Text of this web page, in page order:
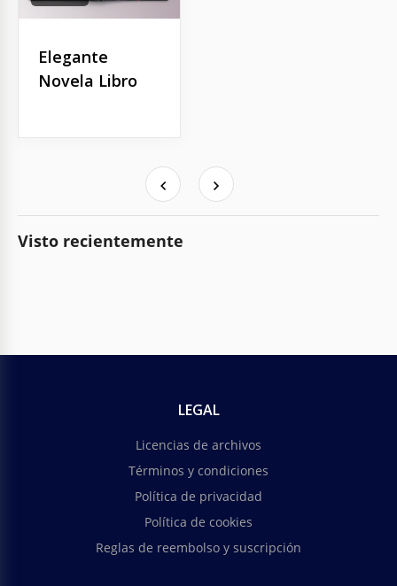
Elegante
Novela Libro
Visto recientemente
LEGAL
Licencias de archivos
Términos y condiciones
Política de privacidad
Política de cookies
Reglas de reembolso y suscripción